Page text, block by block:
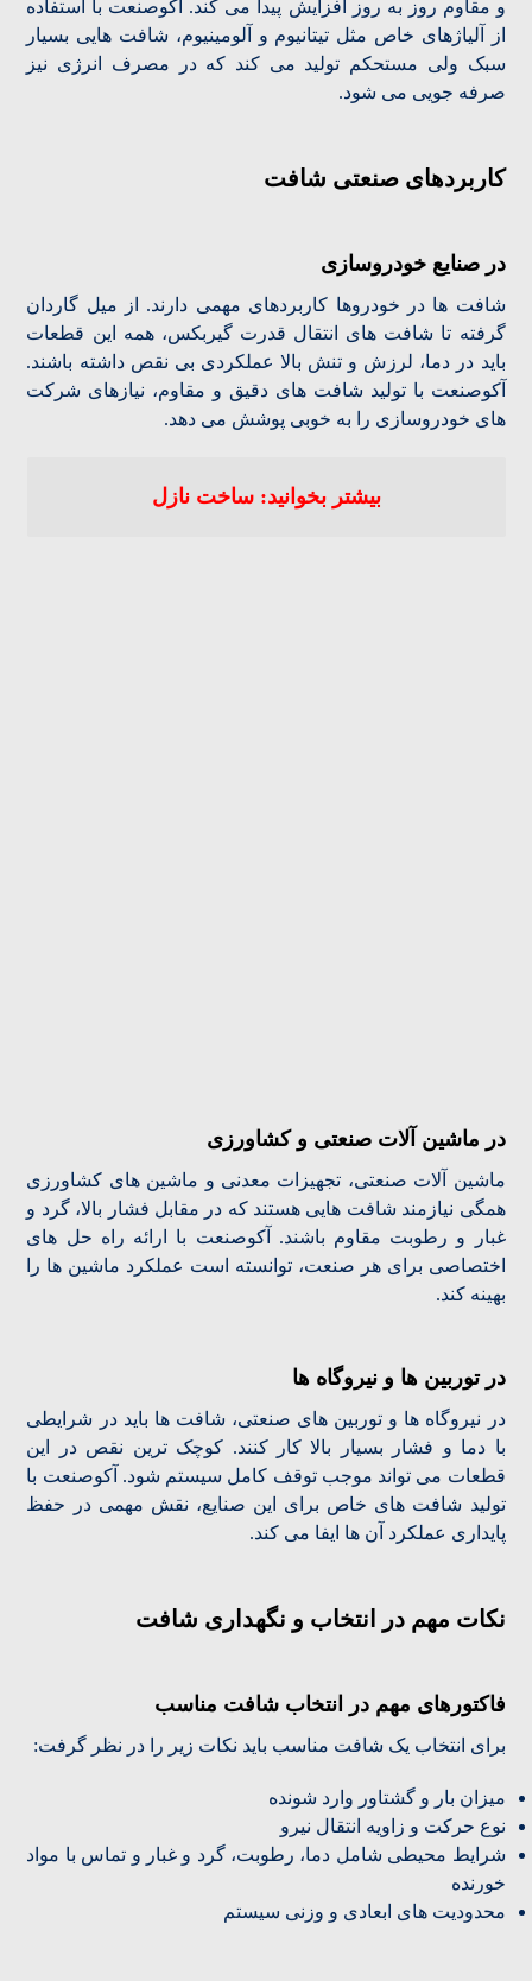
و مقاوم روز به روز افزایش پیدا می کند. آکوصنعت با استفاده
از آلیاژهای خاص مثل تیتانیوم و آلومینیوم، شافت هایی بسیار
سبک ولی مستحکم تولید می کند که در مصرف انرژی نیز
صرفه جویی می شود.
کاربردهای صنعتی شافت
در صنایع خودروسازی
شافت ها در خودروها کاربردهای مهمی دارند. از میل گاردان
گرفته تا شافت های انتقال قدرت گیربکس، همه این قطعات
باید در دما، لرزش و تنش بالا عملکردی بی نقص داشته باشند.
آکوصنعت با تولید شافت های دقیق و مقاوم، نیازهای شرکت
های خودروسازی را به خوبی پوشش می دهد.
بیشتر بخوانید: ساخت نازل
در ماشین آلات صنعتی و کشاورزی
ماشین آلات صنعتی، تجهیزات معدنی و ماشین های کشاورزی
همگی نیازمند شافت هایی هستند که در مقابل فشار بالا، گرد و
غبار و رطوبت مقاوم باشند. آکوصنعت با ارائه راه حل های
اختصاصی برای هر صنعت، توانسته است عملکرد ماشین ها را
بهینه کند.
در توربین ها و نیروگاه ها
در نیروگاه ها و توربین های صنعتی، شافت ها باید در شرایطی
با دما و فشار بسیار بالا کار کنند. کوچک ترین نقص در این
قطعات می تواند موجب توقف کامل سیستم شود. آکوصنعت با
تولید شافت های خاص برای این صنایع، نقش مهمی در حفظ
پایداری عملکرد آن ها ایفا می کند.
نکات مهم در انتخاب و نگهداری شافت
فاکتورهای مهم در انتخاب شافت مناسب
برای انتخاب یک شافت مناسب باید نکات زیر را در نظر گرفت:
میزان بار و گشتاور وارد شونده
نوع حرکت و زاویه انتقال نیرو
شرایط محیطی شامل دما، رطوبت، گرد و غبار و تماس با مواد
خورنده
محدودیت های ابعادی و وزنی سیستم